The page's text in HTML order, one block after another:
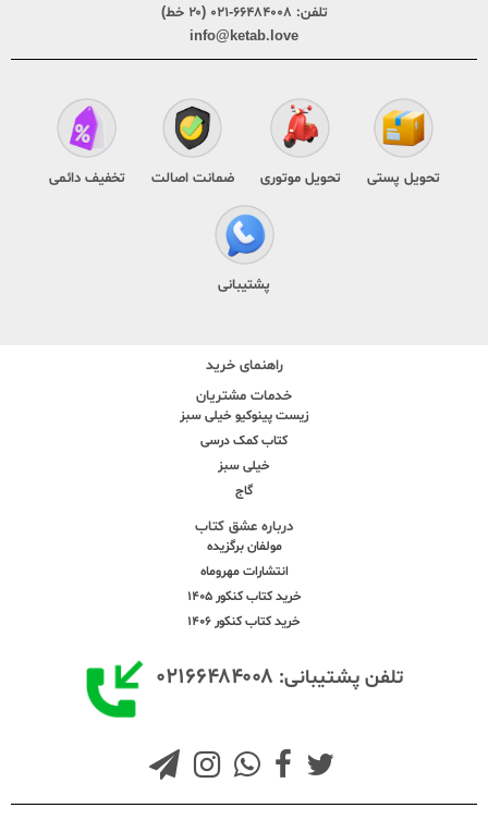
تلفن: ۶۶۴۸۴۰۰۸-۰۲۱ (۲۰ خط)
info@ketab.love
تحویل پستی تحویل موتوری ضمانت اصالت تخفیف دائمی
پشتیبانی
راهنمای خرید
خدمات مشتریان
زیست پینوکیو خیلی سبز
کتاب کمک درسی
خیلی سبز
گاج
درباره عشق کتاب
مولفان برگزیده
انتشارات مهروماه
خرید کتاب کنکور 1405
خرید کتاب کنکور 1406
تلفن پشتیبانی: ۰۲۱۶۶۴۸۴۰۰۸